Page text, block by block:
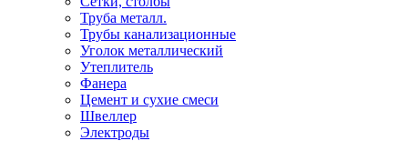
Труба металл.
Трубы канализационные
Уголок металлический
Утеплитель
Фанера
Цемент и сухие смеси
Швеллер
Электроды